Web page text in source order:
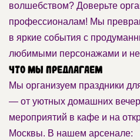
волшебством? Доверьте
профессионалам! Мы
в яркие события с
любимыми персонажами и
Что мы предлагаем
Мы организуем праздники
— от уютных домашних
мероприятий в кафе и на
Москвы. В нашем арсенале: